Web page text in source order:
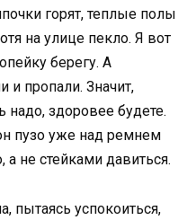
горят, теплые полы
на улице пекло. Я вот
берегу. А
и пропали. Значит,
здоровее будете.
пузо уже над ремнем
не стейками давиться.
пытаясь успокоиться,